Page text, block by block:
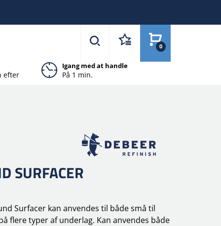
0
efter
Igang med at handle
På 1 min.
SURFACER
Surfacer kan anvendes til både små til
flere typer af underlag. Kan anvendes både